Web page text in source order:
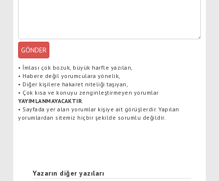
GÖNDER
• İmlası çok bozuk, büyük harfle yazılan,
• Habere değil yorumculara yönelik,
• Diğer kişilere hakaret niteliği taşıyan,
• Çok kısa ve konuyu zenginleştirmeyen yorumlar
YAYIMLANMAYACAKTIR
• Sayfada yer alan yorumlar kişiye ait görüşlerdir. Yapılan
yorumlardan sitemiz hiçbir şekilde sorumlu değildir.
Yazarın diğer yazıları